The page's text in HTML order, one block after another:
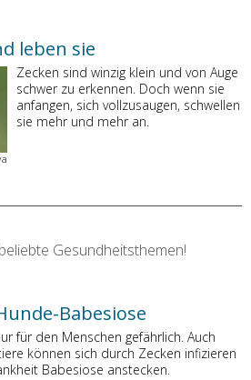
leben sie
Zecken sind winzig klein und von Auge
schwer zu erkennen. Doch wenn sie
anfangen, sich vollzusaugen, schwellen
sie mehr und mehr an.
Gesundheitsthemen!
Babesiose
für den Menschen gefährlich. Auch
können sich durch Zecken infizieren
Babesiose anstecken.